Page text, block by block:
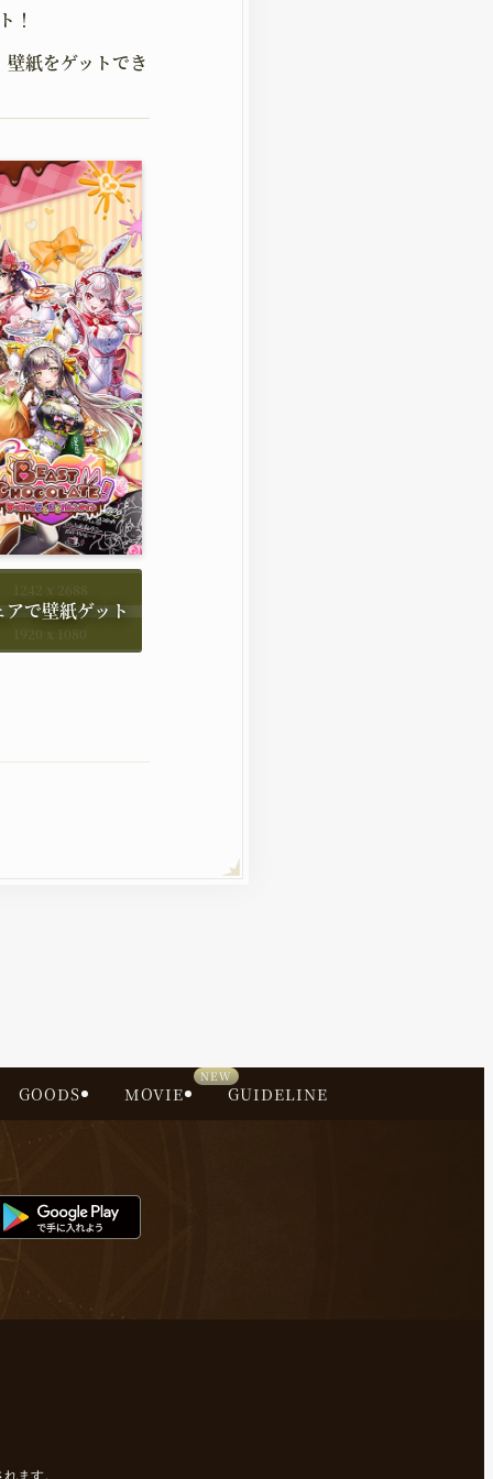
ドライン
！
紙をゲットでき
1242 x 2688
1920 x 1080
GOODS MOVIE GUIDELINE